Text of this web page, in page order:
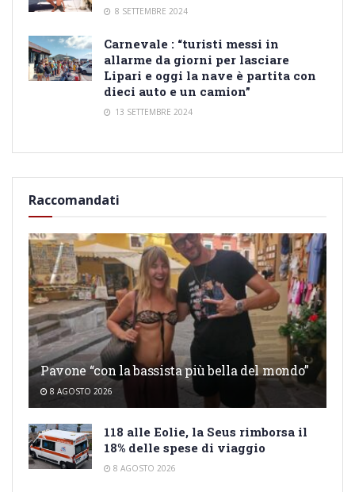
8 SETTEMBRE 2024
Carnevale : “turisti messi in
allarme da giorni per lasciare
Lipari e oggi la nave è partita con
dieci auto e un camion”
13 SETTEMBRE 2024
Raccomandati
Pavone “con la bassista più bella del mondo”
8 AGOSTO 2026
118 alle Eolie, la Seus rimborsa il
18% delle spese di viaggio
8 AGOSTO 2026